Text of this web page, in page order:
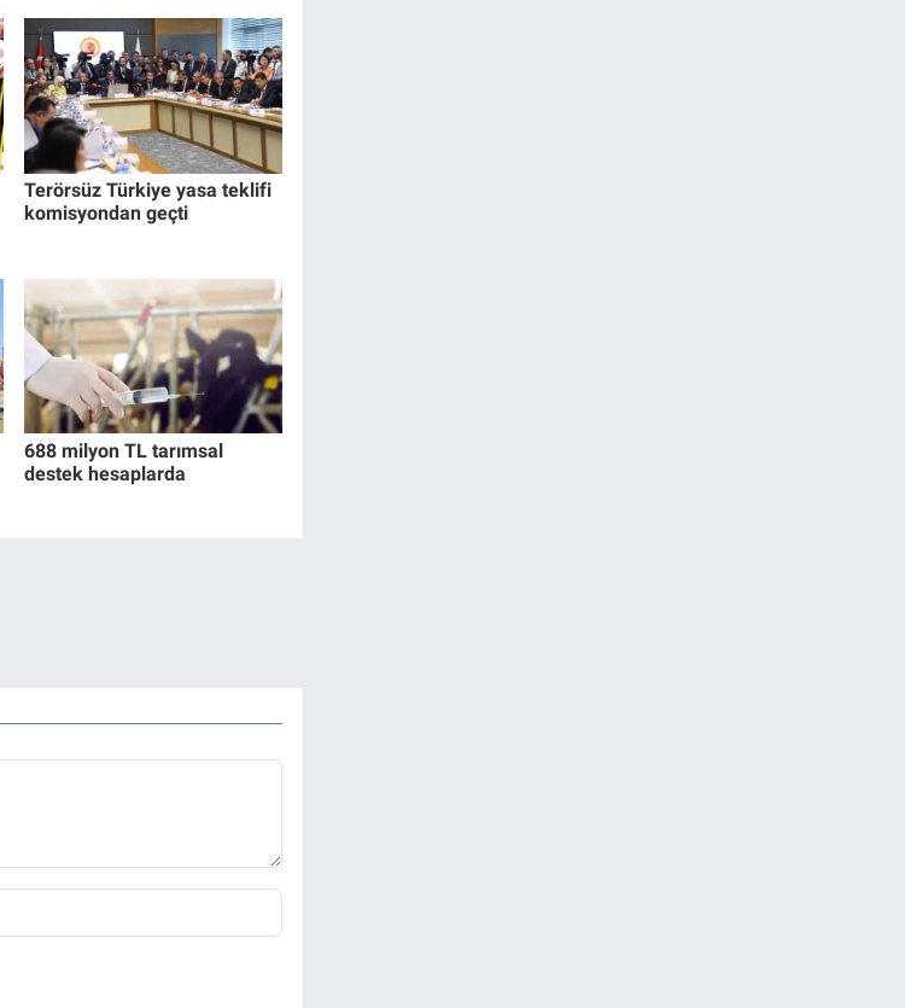
Terörsüz Türkiye yasa teklifi
komisyondan geçti
688 milyon TL tarımsal
destek hesaplarda